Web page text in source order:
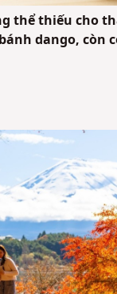
thể thiếu cho
dango, còn